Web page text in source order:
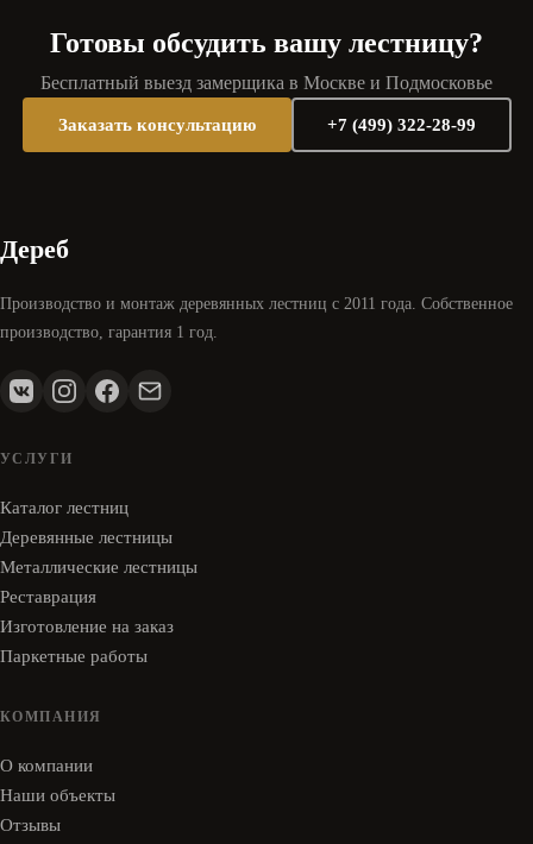
Готовы обсудить вашу лестницу?
Бесплатный выезд замерщика в Москве и Подмосковье
Заказать консультацию +7 (499) 322-28-99
Дереб
Производство и монтаж деревянных лестниц с 2011 года. Собственное
производство, гарантия 1 год.
УСЛУГИ
Каталог лестниц
Деревянные лестницы
Металлические лестницы
Реставрация
Изготовление на заказ
Паркетные работы
КОМПАНИЯ
О компании
Наши объекты
Отзывы